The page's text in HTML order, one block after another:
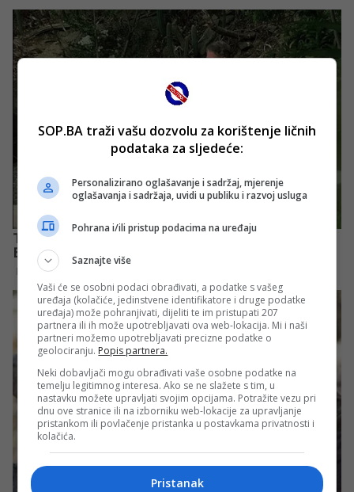
SOP.BA traži vašu dozvolu za korištenje ličnih
podataka za sljedeće:
Personalizirano oglašavanje i sadržaj, mjerenje
oglašavanja i sadržaja, uvidi u publiku i razvoj usluga
Pohrana i/ili pristup podacima na uređaju
Saznajte više
Vaši će se osobni podaci obrađivati, a podatke s vašeg
uređaja (kolačiće, jedinstvene identifikatore i druge podatke
uređaja) može pohranjivati, dijeliti te im pristupati 207
partnera ili ih može upotrebljavati ova web-lokacija. Mi i naši
partneri možemo upotrebljavati precizne podatke o
geolociranju. Popis partnera.
Neki dobavljači mogu obrađivati vaše osobne podatke na
temelju legitimnog interesa. Ako se ne slažete s tim, u
nastavku možete upravljati svojim opcijama. Potražite vezu pri
dnu ove stranice ili na izborniku web-lokacije za upravljanje
pristankom ili povlačenje pristanka u postavkama privatnosti i
kolačića.
Pristanak